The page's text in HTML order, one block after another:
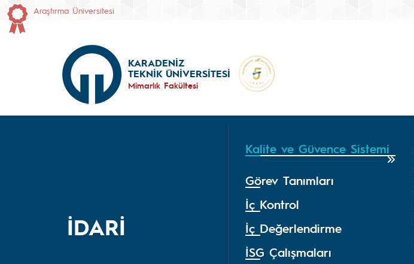
Araştırma Üniversitesi
KARADENİZ
TEKNİK ÜNİVERSİTESİ
Mimarlık Fakültesi
İDARİ
Kalite ve Güvence Sistemi
Görev Tanımları
İç Kontrol
İç Değerlendirme
İSG Çalışmaları